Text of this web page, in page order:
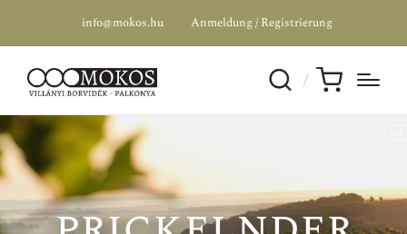
info@mokos.hu Anmeldung / Registrierung